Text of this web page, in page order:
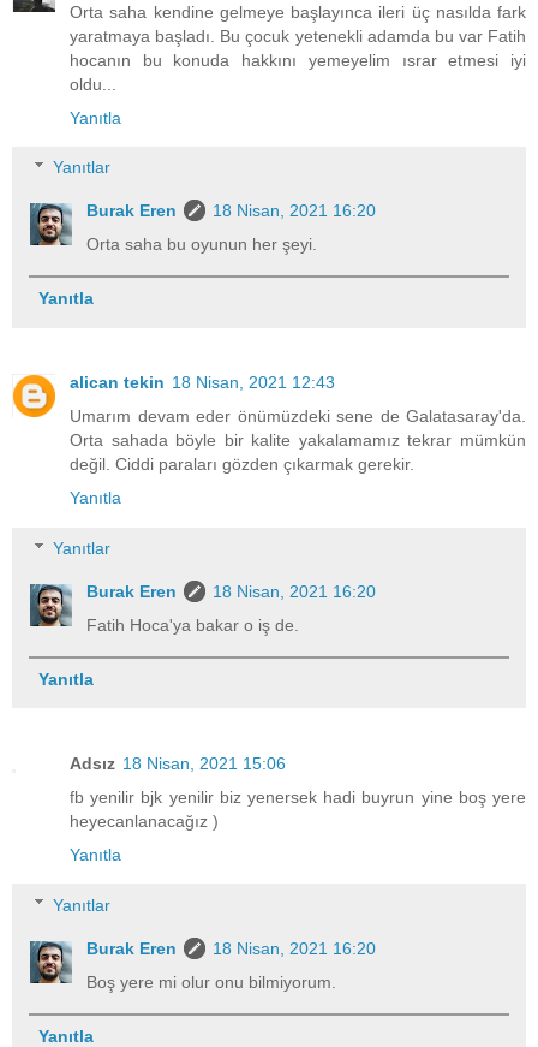
Orta saha kendine gelmeye başlayınca ileri üç nasılda fark
yaratmaya başladı. Bu çocuk yetenekli adamda bu var Fatih
hocanın bu konuda hakkını yemeyelim ısrar etmesi iyi
oldu...
Yanıtla
Yanıtlar
Burak Eren
18 Nisan, 2021 16:20
Orta saha bu oyunun her şeyi.
Yanıtla
alican tekin 18 Nisan, 2021 12:43
Umarım devam eder önümüzdeki sene de Galatasaray'da.
Orta sahada böyle bir kalite yakalamamız tekrar mümkün
değil. Ciddi paraları gözden çıkarmak gerekir.
Yanıtla
Yanıtlar
Burak Eren
18 Nisan, 2021 16:20
Fatih Hoca'ya bakar o iş de.
Yanıtla
Adsız 18 Nisan, 2021 15:06
fb yenilir bjk yenilir biz yenersek hadi buyrun yine boş yere
heyecanlanacağız )
Yanıtla
Yanıtlar
Burak Eren
18 Nisan, 2021 16:20
Boş yere mi olur onu bilmiyorum.
Yanıtla